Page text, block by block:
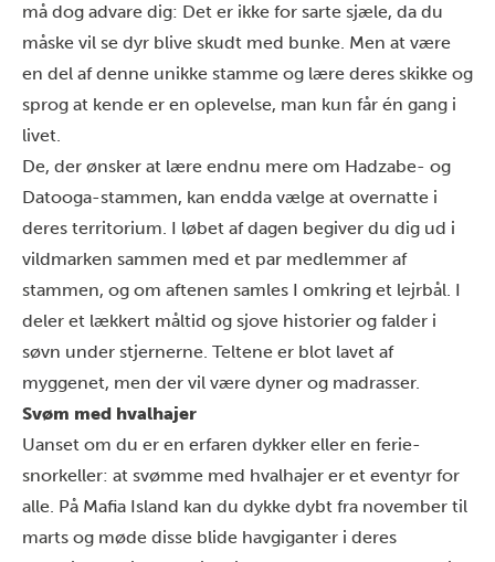
må dog advare dig: Det er ikke for sarte sjæle, da du
måske vil se dyr blive skudt med bunke. Men at være
en del af denne unikke stamme og lære deres skikke og
sprog at kende er en oplevelse, man kun får én gang i
livet.
De, der ønsker at lære endnu mere om Hadzabe- og
Datooga-stammen, kan endda vælge at overnatte i
deres territorium. I løbet af dagen begiver du dig ud i
vildmarken sammen med et par medlemmer af
stammen, og om aftenen samles I omkring et lejrbål. I
deler et lækkert måltid og sjove historier og falder i
søvn under stjernerne. Teltene er blot lavet af
myggenet, men der vil være dyner og madrasser.
Svøm med hvalhajer
Uanset om du er en erfaren dykker eller en ferie-
snorkeller: at svømme med hvalhajer er et eventyr for
alle. På Mafia Island kan du dykke dybt fra november til
marts og møde disse blide havgiganter i deres